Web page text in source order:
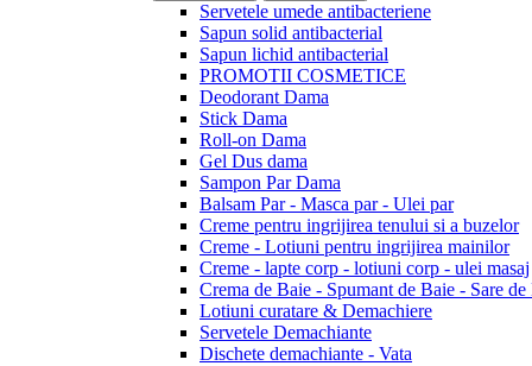
Servetele umede antibacteriene
Sapun solid antibacterial
Sapun lichid antibacterial
PROMOTII COSMETICE
Deodorant Dama
Stick Dama
Roll-on Dama
Gel Dus dama
Sampon Par Dama
Balsam Par - Masca par - Ulei par
Creme pentru ingrijirea tenului si a buzelor
Creme - Lotiuni pentru ingrijirea mainilor
Creme - lapte corp - lotiuni corp - ulei masaj
Crema de Baie - Spumant de Baie - Sare de
Lotiuni curatare & Demachiere
Servetele Demachiante
Dischete demachiante - Vata